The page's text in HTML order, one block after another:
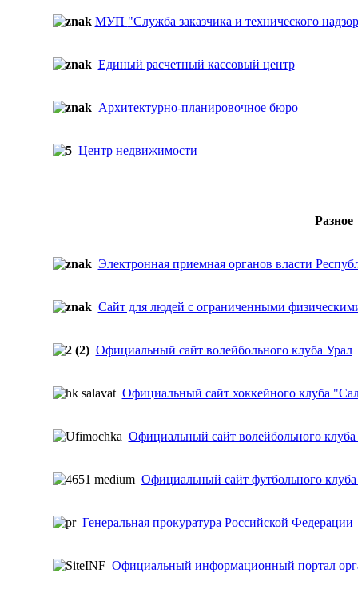
МУП "Служба заказчика и технического
Единый расчетный кассовый центр
Архитектурно-планировочное бюро
Центр недвижимости
Разное
Электронная приемная органов власти
Сайт для людей с ограниченными
Официальный сайт волейбольного клуба Урал
Официальный сайт хоккейного клуба
Официальный сайт волейбольного
Официальный сайт футбольного
Генеральная прокуратура Российской Федерации
Официальный информационный портал